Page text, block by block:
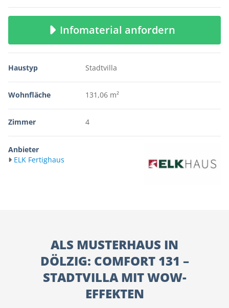
Infomaterial anfordern
Haustyp Stadtvilla
Wohnfläche 131,06 m²
Zimmer 4
Anbieter
ELK Fertighaus
ALS MUSTERHAUS IN
DÖLZIG: COMFORT 131 –
STADTVILLA MIT WOW-
EFFEKTEN